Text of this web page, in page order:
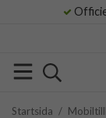
Startsida /